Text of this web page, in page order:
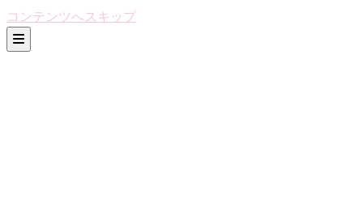
コンテンツへスキップ